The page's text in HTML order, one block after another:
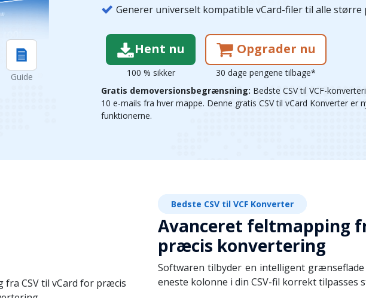
Guide
Generer universelt kompatible vCard-filer til alle større
Hent nu
100 % sikker
Opgrader nu
30 dage pengene tilbage*
Gratis demoversionsbegrænsning: Bedste CSV til VCF-
10 e-mails fra hver mappe. Denne gratis CSV til vCard Konverter
funktionerne.
Bedste CSV til VCF Konverter
Avanceret feltmapping
præcis konvertering
Softwaren tilbyder en intelligent
eneste kolonne i din CSV-fil korrekt tilpasses